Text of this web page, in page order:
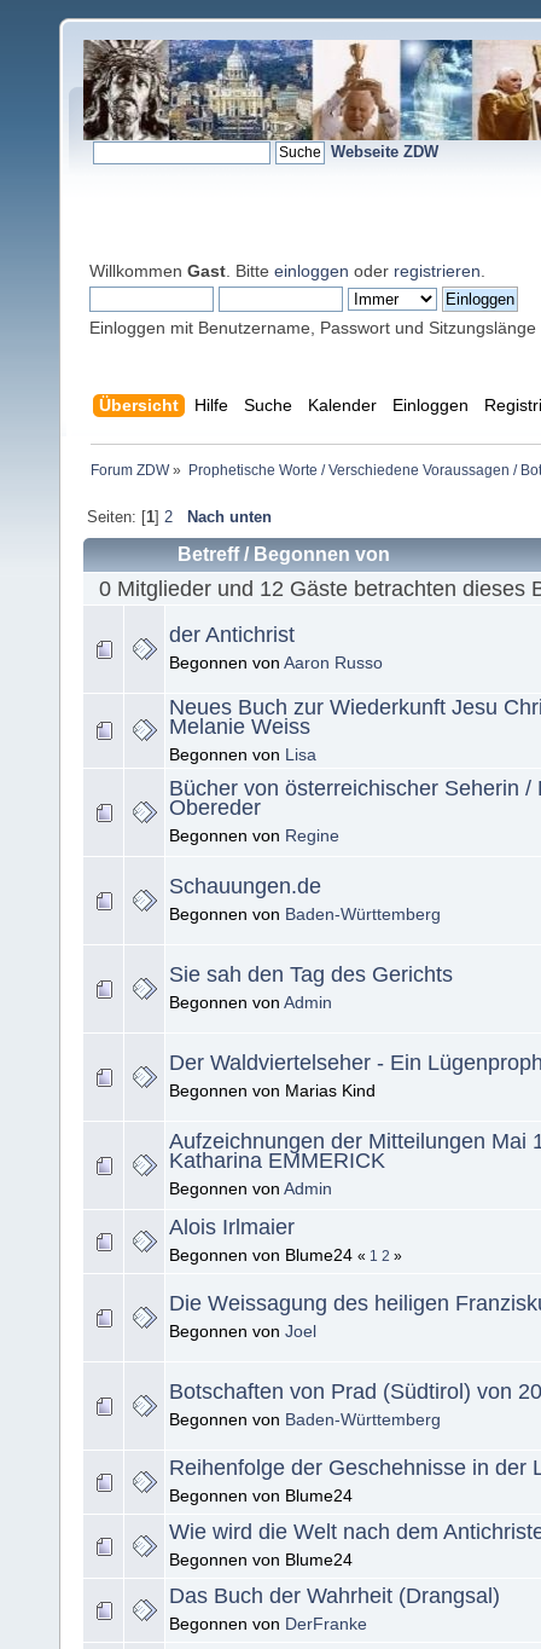
Webseite ZDW
Willkommen Gast . Bitte einloggen oder registrieren
Einloggen mit Benutzername, Passwort und Sitzungslänge
Übersicht Hilfe Suche Kalender Einloggen
Forum ZDW» Prophetische Worte / Verschiedene Voraussagen /
Seiten: [1] 2 Nach unten
Betreff/ Begonnen von
0 Mitglieder und 12 Gäste betrachten dieses
der Antichrist
Begonnen von Aaron Russo
Neues Buch zur Wiederkunft Jesu
Melanie Weiss
Begonnen von Lisa
Bücher von österreichischer Seherin /
Obereder
Begonnen von Regine
Schauungen.de
Begonnen von Baden-Württemberg
Sie sah den Tag des Gerichts
Begonnen von Admin
Der Waldviertelseher - Ein
Begonnen von Marias Kind
Aufzeichnungen der Mitteilungen Mai
Katharina EMMERICK
Begonnen von Admin
Alois Irlmaier
Begonnen von Blume24 « 1 2 »
Die Weissagung des heiligen
Begonnen von Joel
Botschaften von Prad (Südtirol) von
Begonnen von Baden-Württemberg
Reihenfolge der Geschehnisse in der
Begonnen von Blume24
Wie wird die Welt nach dem
Begonnen von Blume24
Das Buch der Wahrheit (Drangsal)
Begonnen von DerFranke